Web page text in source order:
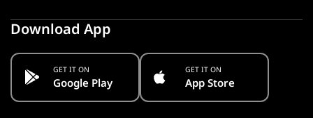
Download App
GET IT ON
Google Play
GET IT ON
App Store